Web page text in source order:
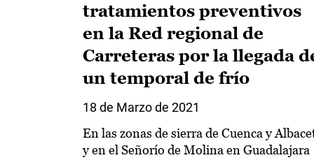
tratamientos preventivos
en la Red regional de
Carreteras por la llegada
un temporal de frío
18 de Marzo de 2021
En las zonas de sierra de Cuenca y
y en el Señorío de Molina en Guadalajara